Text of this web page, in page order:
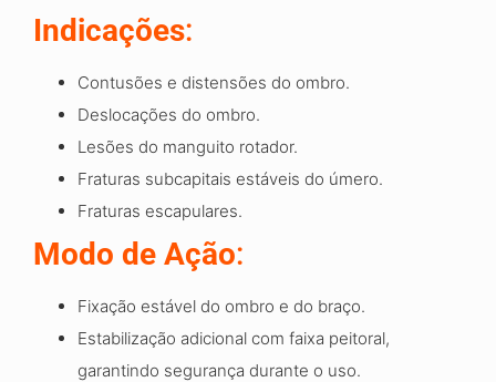
Indicações:
Contusões e distensões do ombro.
Deslocações do ombro.
Lesões do manguito rotador.
Fraturas subcapitais estáveis do úmero.
Fraturas escapulares.
Modo de Ação:
Fixação estável do ombro e do braço.
Estabilização adicional com faixa peitoral,
garantindo segurança durante o uso.